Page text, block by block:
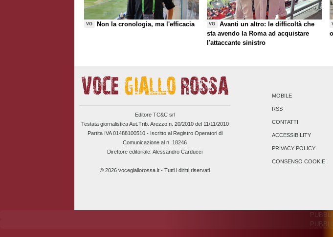
VG Non la cronologia, ma l'efficacia VG
Avanti un altro: le difficoltà che
sta avendo la Roma ad acquistare
l'attaccante sinistro
Editore TC&C srl
Testata giornalistica Aut.Trib. Arezzo n. 20/2010 del 11/11/2010
Partita IVA 01488100510 - Iscritto al Registro Operatori di
Comunicazione al n. 18246
Direttore editoriale: Alessandro Carducci
© 2026 vocegiallorossa.it - Tutti i diritti riservati
MOBILE
RSS
CONTATTI
ACCESSIBILITY
PRIVACY POLICY
CONSENSO COOKIE